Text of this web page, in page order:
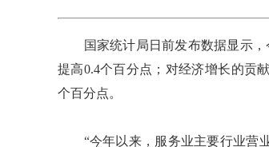
国家统计局日前发布数据显示，
提高0.4个百分点；对经济增长的贡
个百分点。
“今年以来，服务业主要行业营业